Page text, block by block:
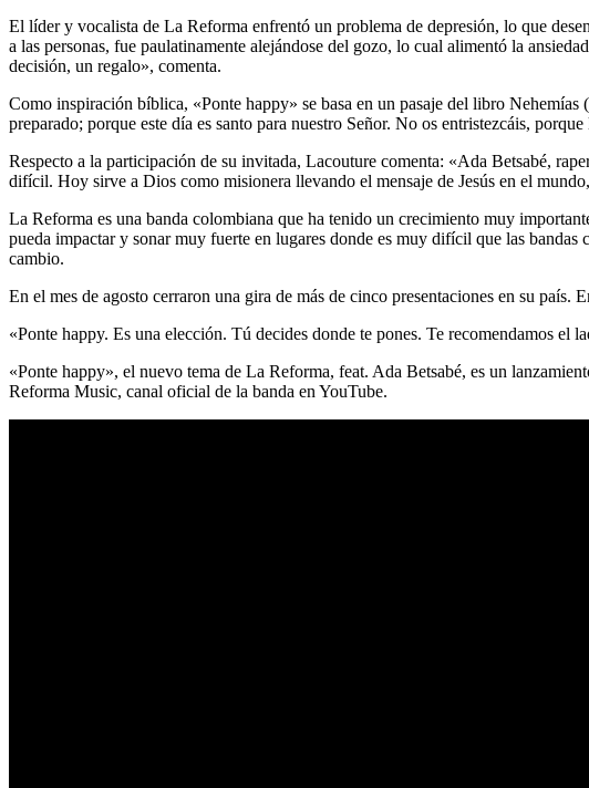
El líder y vocalista de La Reforma enfrentó un problema de depresión, lo que
a las personas, fue paulatinamente alejándose del gozo, lo cual alimentó la
decisión, un regalo», comenta.
Como inspiración bíblica, «Ponte happy» se basa en un pasaje del libro
preparado; porque este día es santo para nuestro Señor. No os entristezcáis,
Respecto a la participación de su invitada, Lacouture comenta: «Ada Betsabé,
difícil. Hoy sirve a Dios como misionera llevando el mensaje de Jesús en el
La Reforma es una banda colombiana que ha tenido un crecimiento muy
pueda impactar y sonar muy fuerte en lugares donde es muy difícil que las bandas
cambio.
En el mes de agosto cerraron una gira de más de cinco presentaciones en su
«Ponte happy. Es una elección. Tú decides donde te pones. Te recomendamos
«Ponte happy», el nuevo tema de La Reforma, feat. Ada Betsabé, es un
Reforma Music, canal oficial de la banda en YouTube.